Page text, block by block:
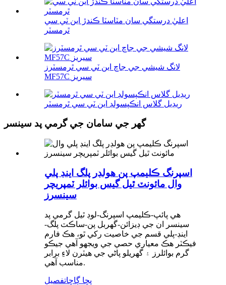
اعليٰ درستگي سان مٽاسٽا ڪندڙ اين ٽي سي
ٿرمسٽر
لانگ شيشي جي جاچ اين ٽي سي ٿرمسٽرز
MF57C سيريز
ريڊيل گلاس انڪپسولڊ اين ٽي سي ٿرمسٽر
گھر جي سامان جي گرمي پد سينسر
اسپرنگ ڪليمپ پن هولڊر پلگ اينڊ پلي
وال مائونٽ ٿيل گيس بوائلر ٽمپريچر
سينسرز
هي پائپ-ڪليمپ اسپرنگ-لوڊ ٿيل گرمي پد
سينسر ان جي ڊيزائن-گهربل پن-ساڪٽ پلگ-
اينڊ-پلي قسم جي خاصيت رکي ٿو، هڪ فارم
فيڪٽر هڪ معياري حصي جي ويجهو آهي جيڪو
گرم بوائلرز ۽ گهريلو پاڻي جي هيٽرن لاءِ برابر
مناسب آهي.
پڇا ڳاڇاتفصيل